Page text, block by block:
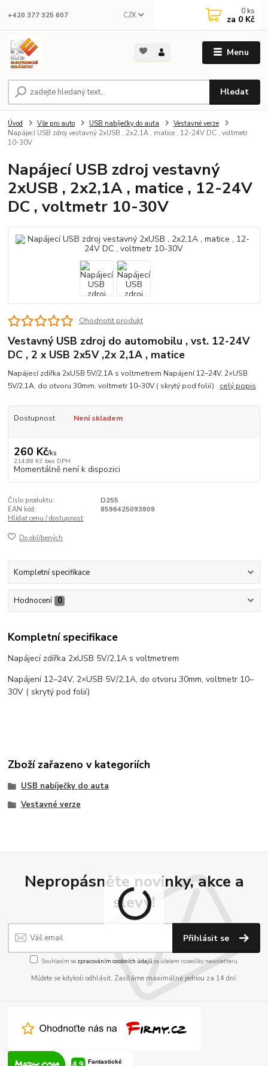
Menu
CZK
Hledat
+420 377 325 607 0 ks
za 0 Kč
Úvod Vše pro auto USB nabíječky do auta
Vestavné verze
Napájecí USB zdroj vestavný 2xUSB , 2x2,1A , matice , 12-24V DC , voltmetr
10-30V
Napájecí USB zdroj vestavný
2xUSB , 2x2,1A , matice , 12-24V
DC , voltmetr 10-30V
Ohodnotit produkt
Vestavný USB zdroj do automobilu , vst. 12-24V
DC , 2 x USB 2x5V ,2x 2,1A , matice
Napájecí zdířka 2xUSB 5V/2,1A s voltmetrem Napájení 12–24V, 2×USB
5V/2,1A, do otvoru 30mm, voltmetr 10–30V ( skrytý pod folií) celý popis
Dostupnost Není skladem
260 Kč/ks
214,88 Kč bez DPH
Momentálně není k dispozici
Číslo produktu:
D255
EAN kód:
8596425093809
Hlídat cenu / dostupnost
Do oblíbených
Kompletní specifikace
Hodnocení 0
Kompletní specifikace
Napájecí zdířka 2xUSB 5V/2,1A s voltmetrem
Napájení 12–24V, 2×USB 5V/2,1A, do otvoru 30mm, voltmetr 10–
30V ( skrytý pod folií)
Zboží zařazeno v kategoriích
USB nabíječky do auta
Vestavné verze
Nepropásněte novinky, akce a
slevy!
Přihlásit se
Souhlasím se zpracováním osobních údajůza účelem rozesílky newsletteru.
Můžete se kdykoli odhlásit. Zasíláme maximálně jednou za 14 dní.